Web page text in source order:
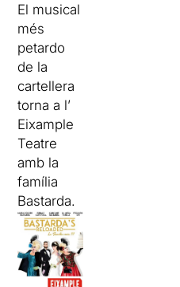
El musical
més
petardo
de la
cartellera
torna a l’
Eixample
Teatre
amb la
família
Bastarda.